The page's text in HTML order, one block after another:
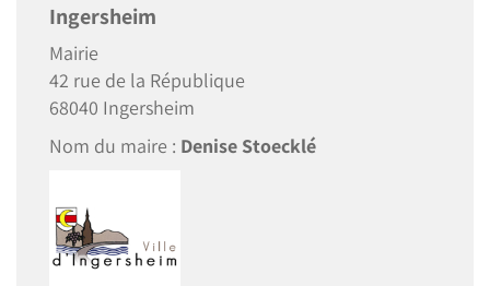
Ingersheim
Mairie
42 rue de la République
68040 Ingersheim
Nom du maire : Denise Stoecklé